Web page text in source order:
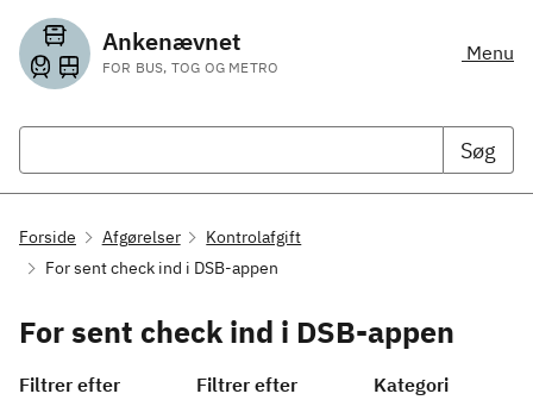
Ankenævnet
FOR BUS, TOG OG METRO
Menu
Søg
Forside Afgørelser
Kontrolafgift
For sent check ind i DSB-appen
For sent check ind i DSB-appen
Filtrer efter
Filtrer efter
Kategori